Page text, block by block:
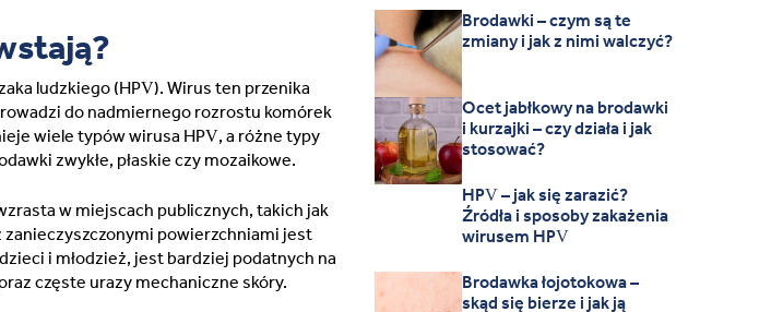
ludzkiego (HPV). Wirus ten przenika
do nadmiernego rozrostu komórek
wiele typów wirusa HPV, a różne typy
zwykłe, płaskie czy mozaikowe.
w miejscach publicznych, takich jak
zanieczyszczonymi powierzchniami jest
i młodzież, jest bardziej podatnych na
częste urazy mechaniczne skóry.
Brodawki – czym są te
zmiany i jak z nimi walczyć?
Ocet jabłkowy na brodawki
i kurzajki – czy działa i jak
stosować?
HPV – jak się zarazić?
Źródła i sposoby zakażenia
wirusem HPV
Brodawka łojotokowa –
skąd się bierze i jak ją
Lithuania (Lithuanian)
Morocco (French)